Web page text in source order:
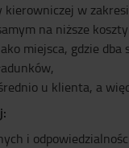
kierowniczej w
na niższe
miejsca, gdzie
u klienta, a
i